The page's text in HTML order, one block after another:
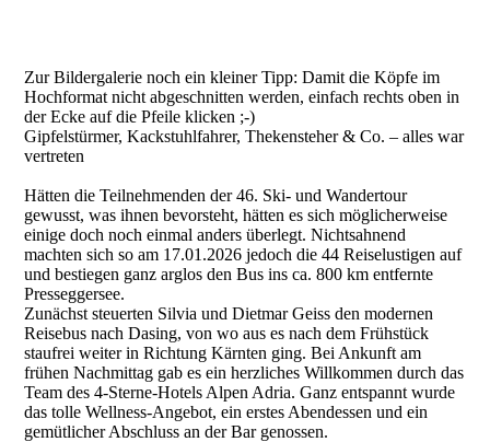
Zur Bildergalerie noch ein kleiner Tipp: Damit die Köpfe im
Hochformat nicht abgeschnitten werden, einfach rechts oben in
der Ecke auf die Pfeile klicken ;-)
Gipfelstürmer, Kackstuhlfahrer, Thekensteher & Co. – alles war
vertreten
Hätten die Teilnehmenden der 46. Ski- und Wandertour
gewusst, was ihnen bevorsteht, hätten es sich möglicherweise
einige doch noch einmal anders überlegt. Nichtsahnend
machten sich so am 17.01.2026 jedoch die 44 Reiselustigen auf
und bestiegen ganz arglos den Bus ins ca. 800 km entfernte
Presseggersee.
Zunächst steuerten Silvia und Dietmar Geiss den modernen
Reisebus nach Dasing, von wo aus es nach dem Frühstück
staufrei weiter in Richtung Kärnten ging. Bei Ankunft am
frühen Nachmittag gab es ein herzliches Willkommen durch das
Team des 4-Sterne-Hotels Alpen Adria. Ganz entspannt wurde
das tolle Wellness-Angebot, ein erstes Abendessen und ein
gemütlicher Abschluss an der Bar genossen.